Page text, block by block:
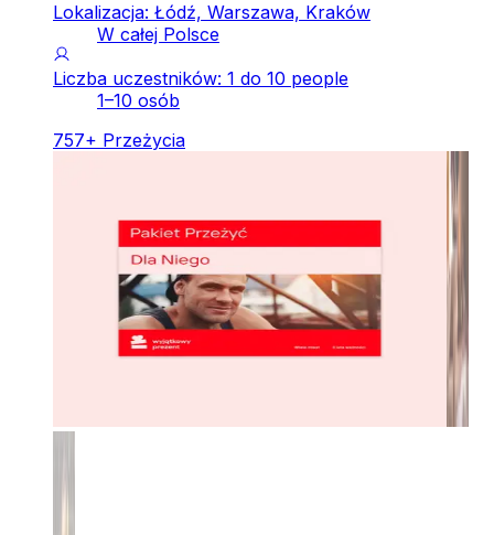
Lokalizacja: Łódź, Warszawa, Kraków
W całej Polsce
Liczba uczestników: 1 do 10 people
1–10 osób
757+ Przeżycia